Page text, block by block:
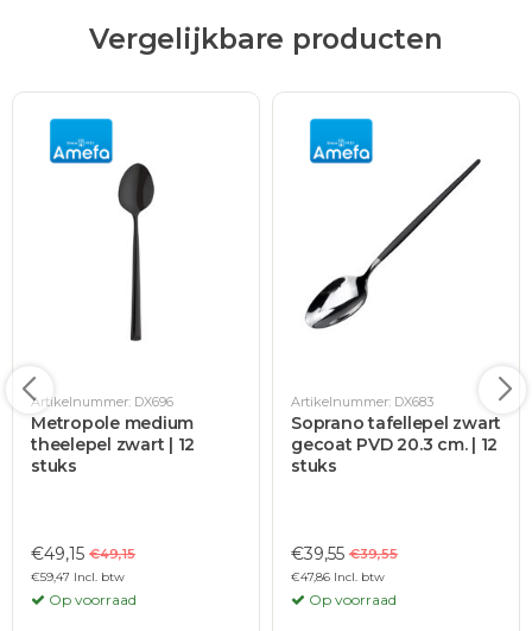
Vergelijkbare producten
Artikelnummer: DX696
Metropole medium
theelepel zwart | 12
stuks
€49,15 €49,15
€59,47 Incl. btw
Op voorraad
Artikelnummer: DX683
Soprano tafellepel zwart
gecoat PVD 20.3 cm. | 12
stuks
€39,55 €39,55
€47,86 Incl. btw
Op voorraad